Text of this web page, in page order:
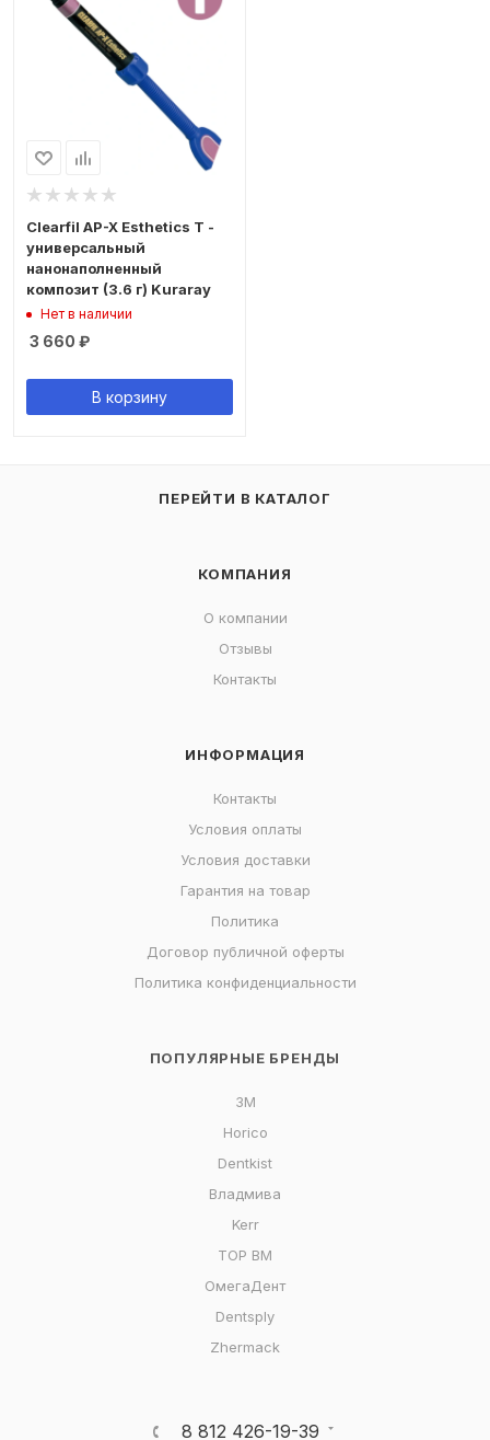
Clearfil AP-X Esthetics T -
универсальный
нанонаполненный
композит (3.6 г) Kuraray
Нет в наличии
3 660 ₽
В корзину
ПЕРЕЙТИ В КАТАЛОГ
КОМПАНИЯ
О компании
Отзывы
Контакты
ИНФОРМАЦИЯ
Контакты
Условия оплаты
Условия доставки
Гарантия на товар
Политика
Договор публичной оферты
Политика конфиденциальности
ПОПУЛЯРНЫЕ БРЕНДЫ
3M
Horico
Dentkist
Владмива
Kerr
ТОР ВМ
ОмегаДент
Dentsply
Zhermack
8 812 426-19-39